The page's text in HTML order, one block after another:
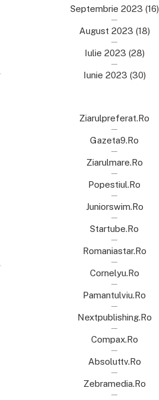
Septembrie 2023 (16)
August 2023 (18)
Iulie 2023 (28)
Iunie 2023 (30)
Ziarulpreferat.ro
Gazeta9.ro
Ziarulmare.ro
Popestiul.ro
Juniorswim.ro
Startube.ro
Romaniastar.ro
Cornelyu.ro
Pamantulviu.ro
Nextpublishing.ro
Compax.ro
Absoluttv.ro
Zebramedia.ro